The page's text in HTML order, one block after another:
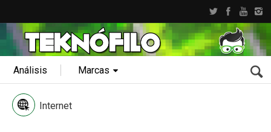
Análisis Marcas
Internet